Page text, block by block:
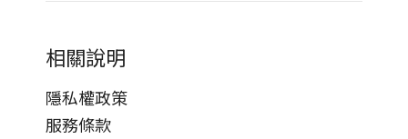
相關說明
隱私權政策
服務條款